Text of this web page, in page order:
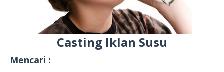
Casting Iklan Susu
Mencari :